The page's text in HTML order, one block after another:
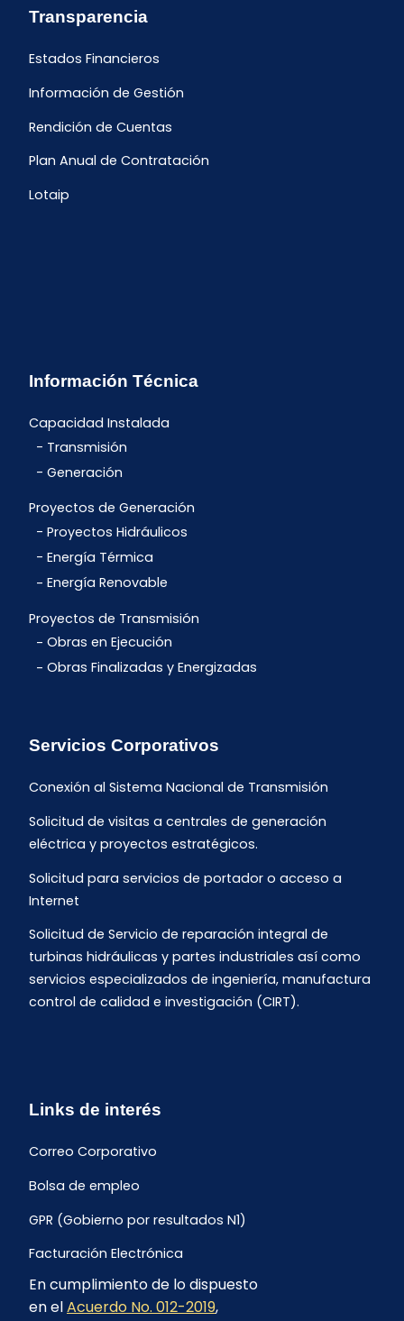
Transparencia
Estados Financieros
Información de Gestión
Rendición de Cuentas
Plan Anual de Contratación
Lotaip
Información Técnica
Capacidad Instalada
Transmisión
Generación
Proyectos de Generación
Proyectos Hidráulicos
Energía Térmica
Energía Renovable
Proyectos de Transmisión
Obras en Ejecución
Obras Finalizadas y Energizadas
Servicios Corporativos
Conexión al Sistema Nacional de Transmisión
Solicitud de visitas a centrales de generación
eléctrica y proyectos estratégicos.
Solicitud para servicios de portador o acceso a
Internet
Solicitud de Servicio de reparación integral de
turbinas hidráulicas y partes industriales así como
servicios especializados de ingeniería, manufactura
control de calidad e investigación (CIRT).
Links de interés
Correo Corporativo
Bolsa de empleo
GPR (Gobierno por resultados N1)
Facturación Electrónica
Archivo Histórico de Facturación
En cumplimiento de lo dispuesto
en elAcuerdo No. 012-2019,